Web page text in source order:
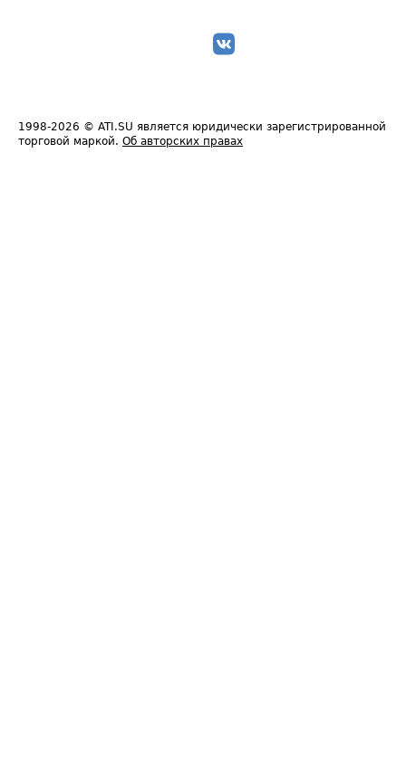
1998-2026 © ATI.SU является юридически зарегистрированной
торговой маркой. Об авторских правах